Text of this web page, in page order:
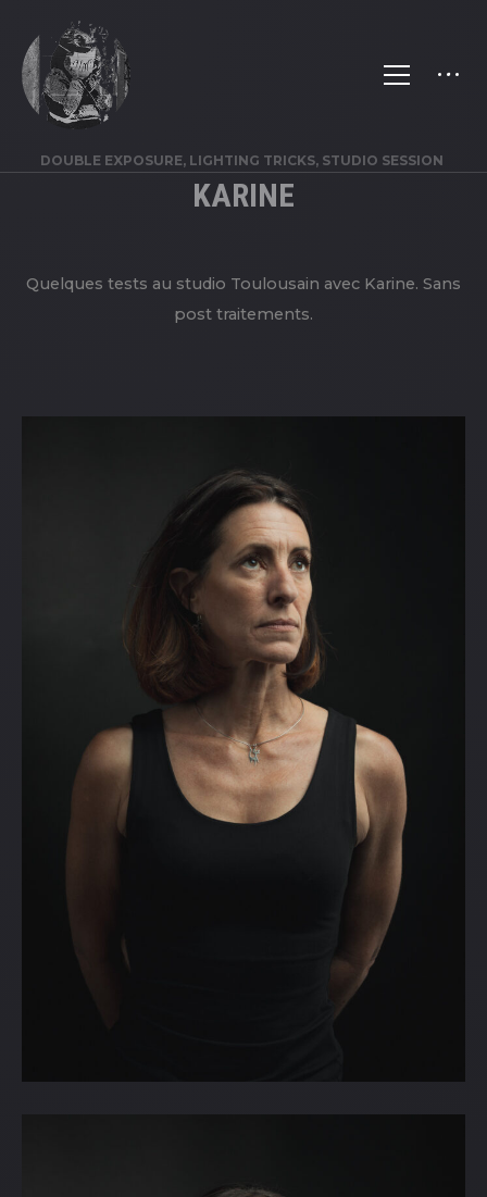
DOUBLE EXPOSURE, LIGHTING TRICKS, STUDIO SESSION
KARINE
Quelques tests au studio Toulousain avec Karine. Sans
post traitements.